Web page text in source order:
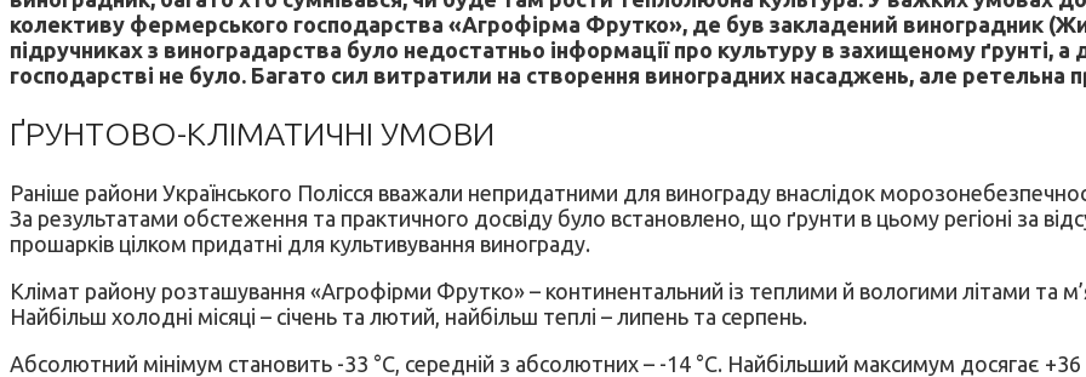
колективу фермерського господарства «Агрофірма Фрутко», де був закладений виноградник
підручниках з виноградарства було недостатньо інформації про культуру в захищеному ґрунті, а
господарстві не було. Багато сил витратили на створення виноградних насаджень, але ретельна
ҐРУНТОВО-КЛІМАТИЧНІ УМОВИ
Раніше райони Українського Полісся вважали непридатними для винограду внаслідок
За результатами обстеження та практичного досвіду було встановлено, що ґрунти в цьому регіоні за
прошарків цілком придатні для культивування винограду.
Клімат району розташування «Агрофірми Фрутко» – континентальний із теплими й вологими літами та
Найбільш холодні місяці – січень та лютий, найбільш теплі – липень та серпень.
Абсолютний мінімум становить -33 °С, середній з абсолютних – -14 °С. Найбільший максимум досягає +36